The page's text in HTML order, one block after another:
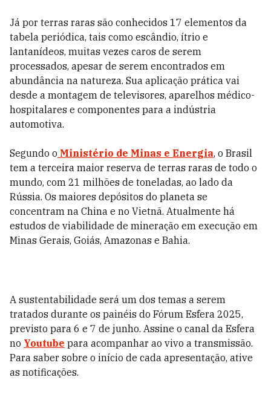
Já por terras raras são conhecidos 17 elementos da
tabela periódica, tais como escândio, ítrio e
lantanídeos, muitas vezes caros de serem
processados, apesar de serem encontrados em
abundância na natureza. Sua aplicação prática vai
desde a montagem de televisores, aparelhos médico-
hospitalares e componentes para a indústria
automotiva.
Segundo o Ministério de Minas e Energia, o Brasil
tem a terceira maior reserva de terras raras de todo o
mundo, com 21 milhões de toneladas, ao lado da
Rússia. Os maiores depósitos do planeta se
concentram na China e no Vietnã. Atualmente há
estudos de viabilidade de mineração em execução em
Minas Gerais, Goiás, Amazonas e Bahia.
A sustentabilidade será um dos temas a serem
tratados durante os painéis do Fórum Esfera 2025,
previsto para 6 e 7 de junho. Assine o canal da Esfera
no Youtube para acompanhar ao vivo a transmissão.
Para saber sobre o início de cada apresentação, ative
as notificações.